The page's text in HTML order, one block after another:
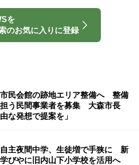
を
のお気に入りに登録
市民会館の跡地エリア整備へ 整備
う民間事業者を募集 大森市長
由な発想で提案を」
自主夜間中学、生徒増で手狭に 新
びやに旧内山下小学校を活用へ